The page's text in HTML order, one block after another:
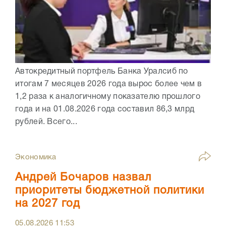
Автокредитный портфель Банка Уралсиб по
итогам 7 месяцев 2026 года вырос более чем в
1,2 раза к аналогичному показателю прошлого
года и на 01.08.2026 года составил 86,3 млрд
рублей. Всего...
Экономика
Андрей Бочаров назвал
приоритеты бюджетной политики
на 2027 год
05.08.2026 11:53